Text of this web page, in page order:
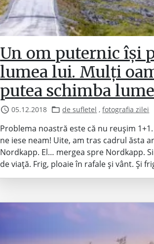
Un om puternic își
lumea lui. Mulți
putea schimba
05.12.2018 de sufletel ,fotografia zilei
Problema noastră este că nu reușim
ne iese neam! Uite, am tras cadrul ăsta
Nordkapp. El… mergea spre Nordkapp.
de viață. Frig, ploaie în rafale și vânt. Și